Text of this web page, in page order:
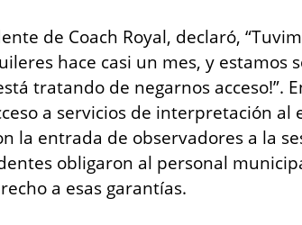
de Coach Royal, declaró,
hace casi un mes, y estamos
tratando de negarnos acceso!”.
a servicios de interpretación al
la entrada de observadores a la
obligaron al personal
a esas garantías.